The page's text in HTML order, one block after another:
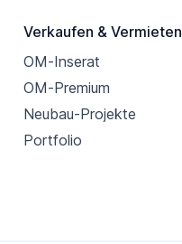
Verkaufen & Vermieten
OM-Inserat
OM-Premium
Neubau-Projekte
Portfolio